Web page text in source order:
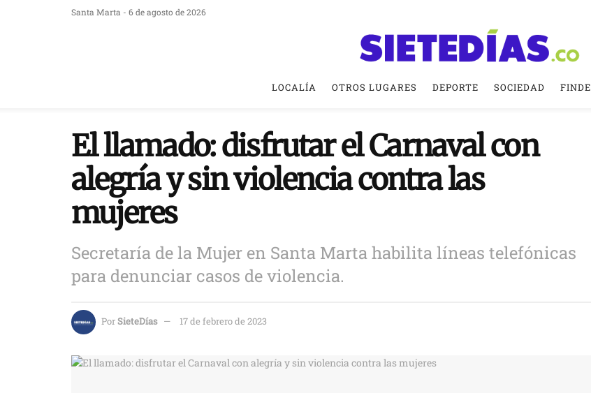
Santa Marta - 6 de agosto de 2026
LOCALÍA OTROS LUGARES DEPORTE SOCIEDAD FINDE
El llamado: disfrutar el Carnaval con
alegría y sin violencia contra las
mujeres
Secretaría de la Mujer en Santa Marta habilita líneas telefónicas
para denunciar casos de violencia.
PorSieteDías 17 de febrero de 2023